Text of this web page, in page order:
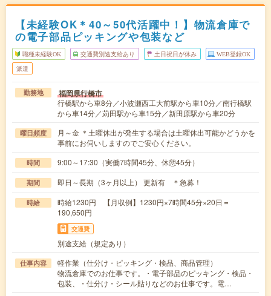
【未経験OK＊40～50代活躍中！】物流倉庫で
の電子部品ピッキングや包装など
職種未経験OK 交通費別途支給あり 土日祝日が休み WEB登録OK
派遣
勤務地 福岡県行橋市
行橋駅から車8分／小波瀬西工大前駅から車10分／南行橋駅
から車14分／苅田駅から車15分／新田原駅から車20分
曜日頻度
月～金 ＊土曜休出が発生する場合は土曜休出可能かどうかを
事前にお伺いしますのでご安心ください。
時間 9:00～17:30（実働7時間45分、休憩45分）
期間 即日～長期（3ヶ月以上） 更新有 ＊急募！
時給
時給1230円 【月収例】1230円×7時間45分×20日＝
190,650円
交通費
別途支給（規定あり）
仕事内容
軽作業（仕分け・ピッキング・検品、商品管理）
物流倉庫でのお仕事です。・電子部品のピッキング・検品・
包装、・仕分け・シール貼りなどのお仕事です。電…